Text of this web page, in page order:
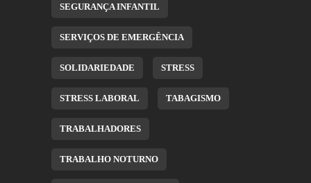
SEGURANÇA INFANTIL
SERVIÇOS DE EMERGÊNCIA
SOLIDARIEDADE STRESS
STRESS LABORAL TABAGISMO
TRABALHADORES
TRABALHO NOTURNO